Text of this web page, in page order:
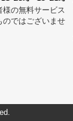
の無料サービス
のではございませ